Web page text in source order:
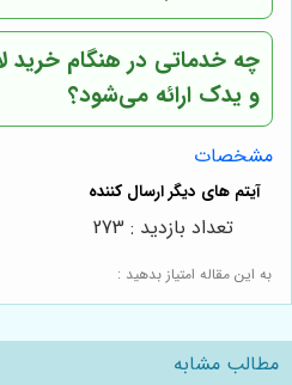
چه خدماتی در هنگام خرید
و یدک ارائه می‌شود؟
مشخصات
به این مقاله امتیاز بدهید :
تعداد بازدید : 273
مطالب مشابه